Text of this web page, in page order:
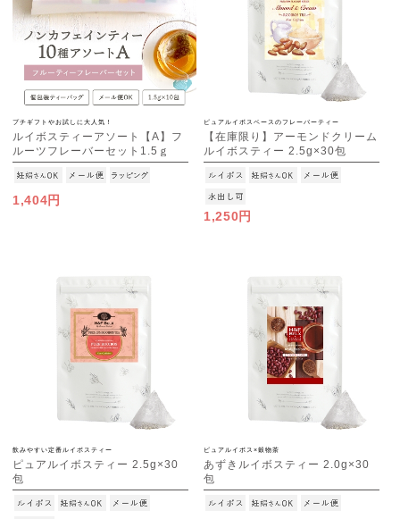
プチギフトやお試しに大人気！
ルイボスティーアソート【A】フ
ルーツフレーバーセット1.5ｇ
×10種
[M便 1/3]
1,404円
ピュアルイボスベースのフレーバーティー
【在庫限り】アーモンドクリーム
ルイボスティー 2.5g×30包
[M便 1/3]
1,250円
飲みやすい定番ルイボスティー
ピュアルイボスティー 2.5g×30
包
[M便 1/3]
ピュアルイボス×穀物茶
あずきルイボスティー 2.0g×30
包
[M便 1/3]